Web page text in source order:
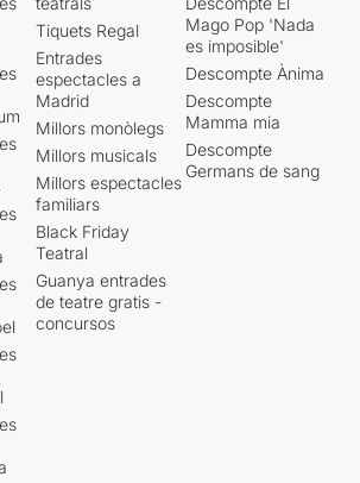
Tiquets Regal
Entrades
espectacles a
Madrid
Millors monòlegs
Millors musicals
Millors espectacles
familiars
Black Friday
Teatral
Guanya entrades
de teatre gratis -
concursos
Mago Pop 'Nada
es imposible'
Descompte Ànima
Descompte
Mamma mia
Descompte
Germans de sang